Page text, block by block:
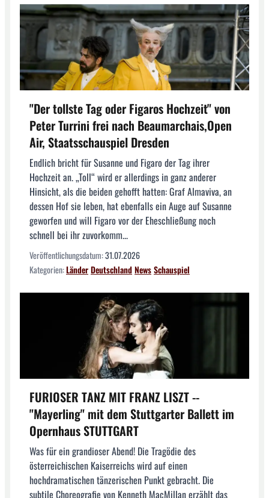
"Der tollste Tag oder Figaros Hochzeit" von
Peter Turrini frei nach Beaumarchais,Open
Air, Staatsschauspiel Dresden
Endlich bricht für Susanne und Figaro der Tag ihrer
Hochzeit an. „Toll“ wird er allerdings in ganz anderer
Hinsicht, als die beiden gehofft hatten: Graf Almaviva, an
dessen Hof sie leben, hat ebenfalls ein Auge auf Susanne
geworfen und will Figaro vor der Eheschließung noch
schnell bei ihr zuvorkomm...
Veröffentlichungsdatum:31.07.2026
Kategorien:LänderDeutschlandNewsSchauspiel
FURIOSER TANZ MIT FRANZ LISZT --
"Mayerling" mit dem Stuttgarter Ballett im
Opernhaus STUTTGART
Was für ein grandioser Abend! Die Tragödie des
österreichischen Kaiserreichs wird auf einen
hochdramatischen tänzerischen Punkt gebracht. Die
subtile Choreografie von Kenneth MacMillan erzählt das